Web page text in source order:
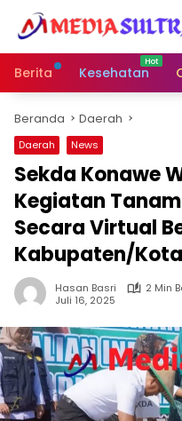
Langsung
konten
Berita
Kesehatan
Beranda Daerah
Daerah News
Sekda Konawe
Kegiatan
Secara Virtual
Kabupaten/Kota
Hasan Basri
2 Min
Juli 16, 2025